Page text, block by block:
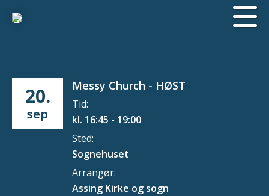
20.
sep
Messy Church - HØST
Tid:
kl. 16:45 - 19:00
Sted:
Sognehuset
Arrangør:
Assing Kirke og sogn